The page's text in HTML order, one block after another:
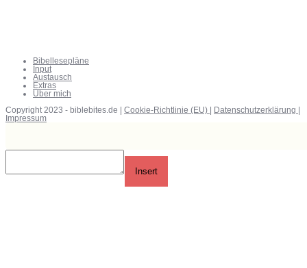
Bibellesepläne
Input
Austausch
Extras
Über mich
Copyright 2023 - biblebites.de | Cookie-Richtlinie (EU) | Datenschutzerklärung |
Impressum
Insert